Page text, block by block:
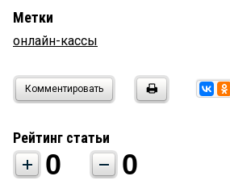
Метки
онлайн-кассы
Комментировать
Рейтинг статьи
0 0